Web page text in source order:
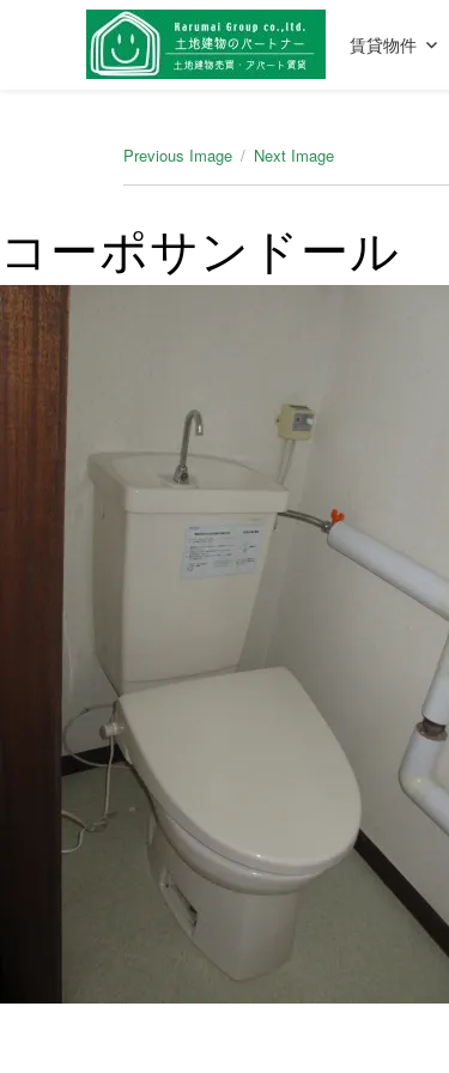
賃貸物件
Previous Image Next Image
コーポサンドール